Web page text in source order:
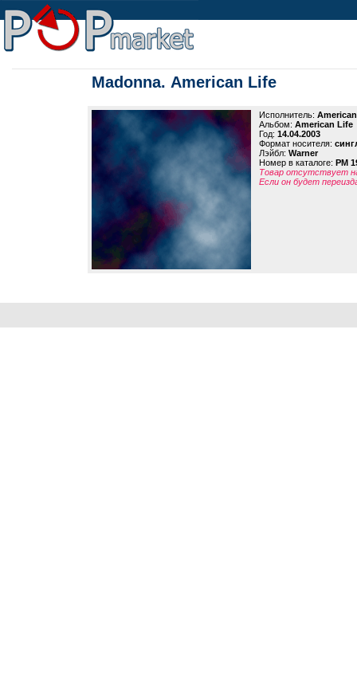
Madonna. American Life
Исполнитель:
Альбом: American Life
Год: 14.04.2003
Формат носителя:
Лэйбл: Warner
Номер в каталоге: PM
Товар отсутствует
Если он будет